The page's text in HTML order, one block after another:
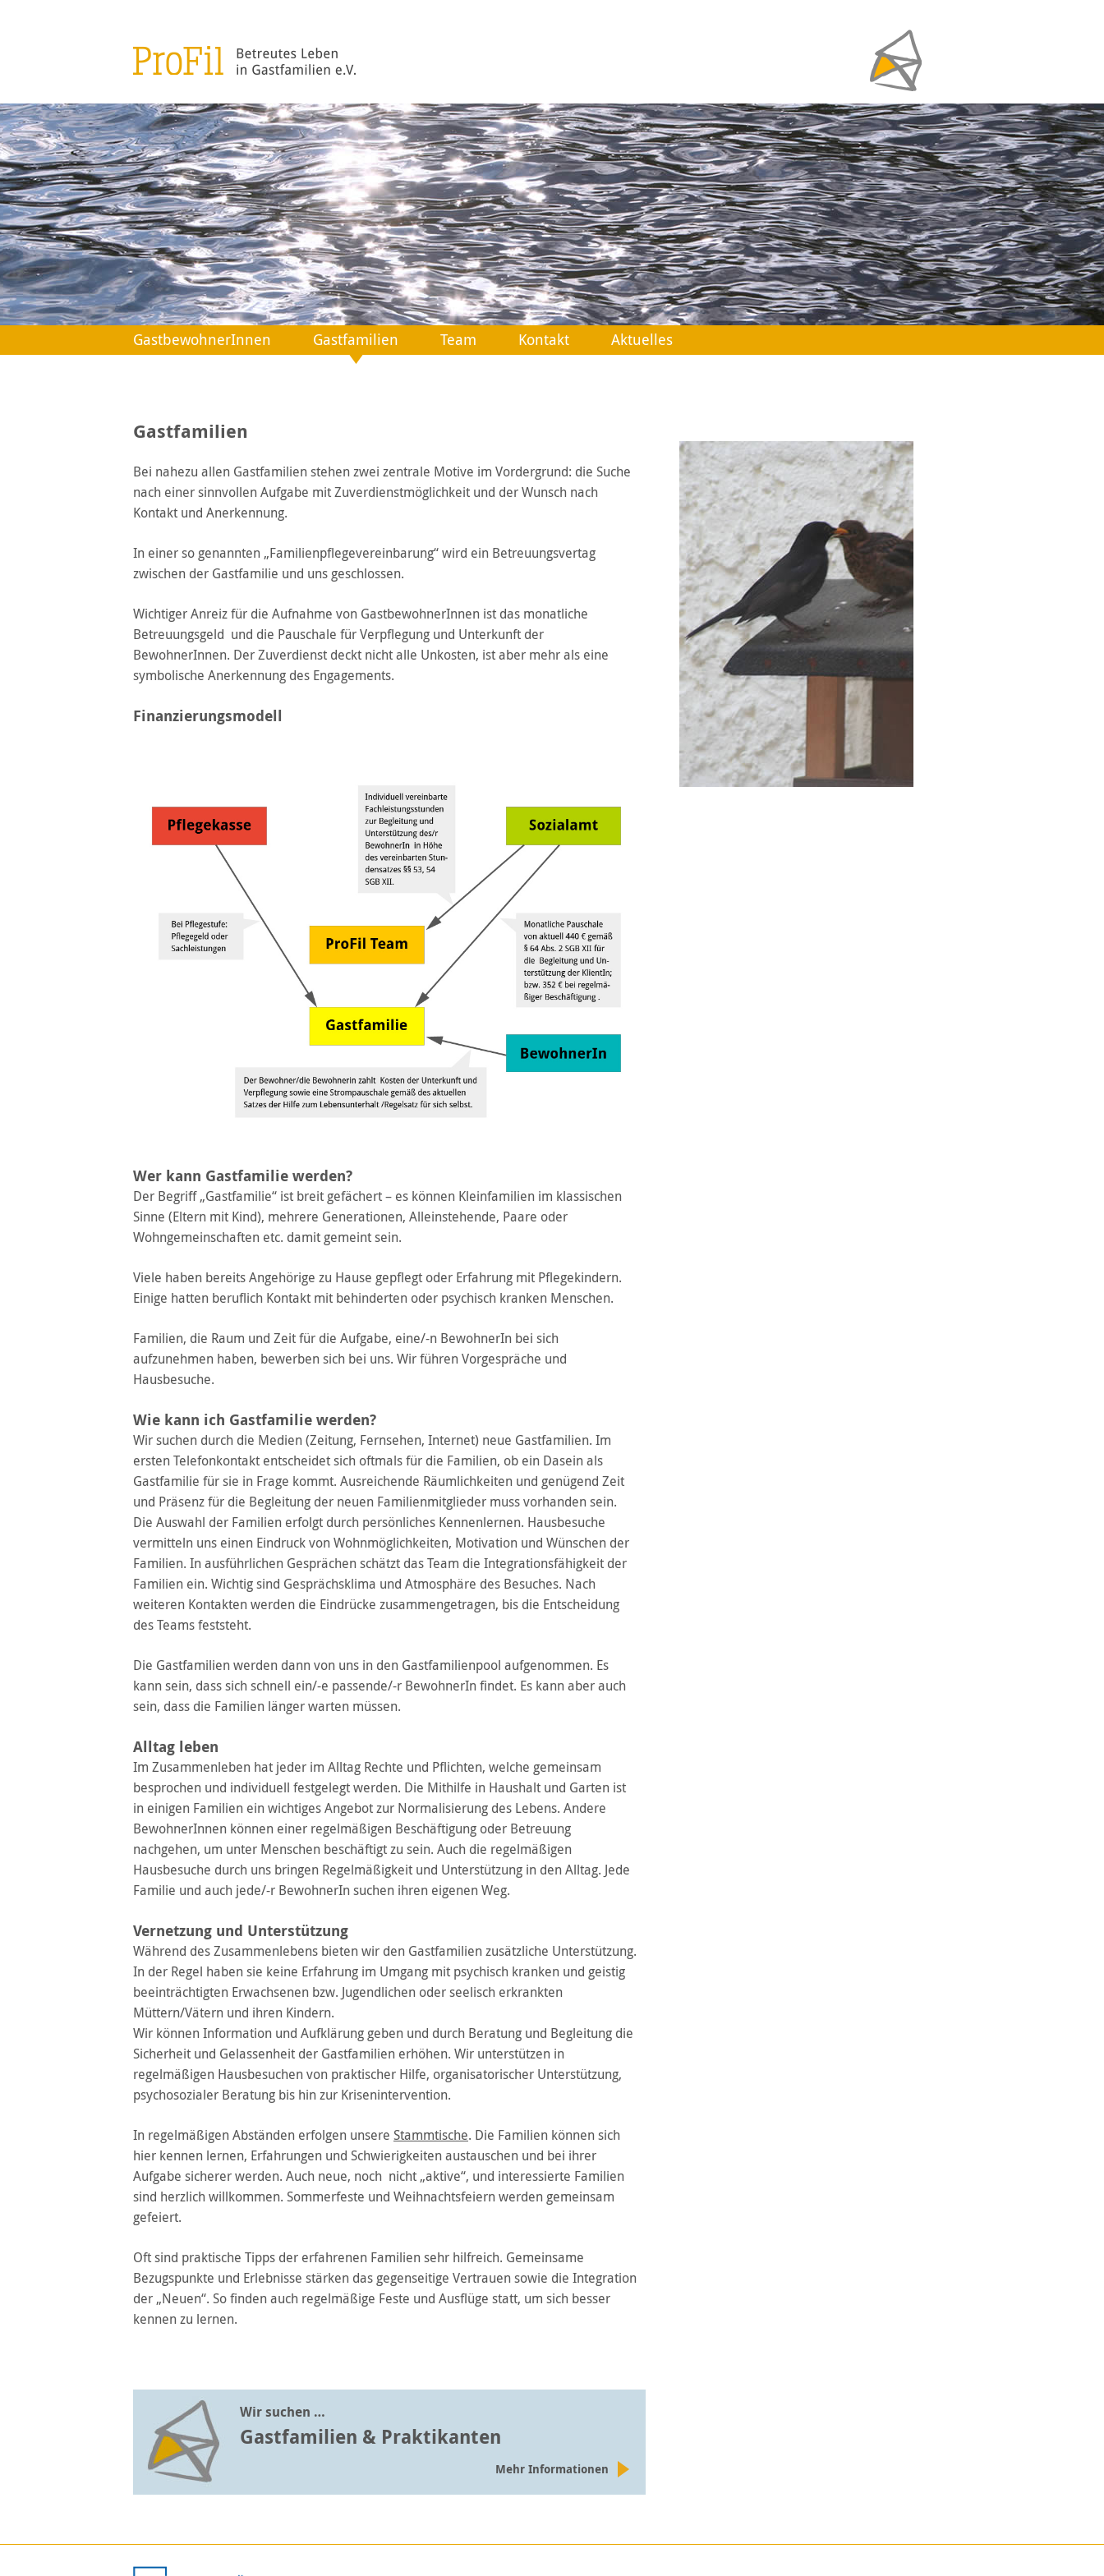
GastbewohnerInnen Gastfamilien Team Kontakt Aktuelles
Gastfamilien
Bei nahezu allen Gastfamilien stehen zwei zentrale Motive im Vordergrund: die Suche
nach einer sinnvollen Aufgabe mit Zuverdienstmöglichkeit und der Wunsch nach
Kontakt und Anerkennung.
In einer so genannten „Familienpflegevereinbarung“ wird ein Betreuungsvertag
zwischen der Gastfamilie und uns geschlossen.
Wichtiger Anreiz für die Aufnahme von GastbewohnerInnen ist das monatliche
Betreuungsgeld und die Pauschale für Verpflegung und Unterkunft der
BewohnerInnen. Der Zuverdienst deckt nicht alle Unkosten, ist aber mehr als eine
symbolische Anerkennung des Engagements.
Finanzierungsmodell
Wer kann Gastfamilie werden?
Der Begriff „Gastfamilie“ ist breit gefächert – es können Kleinfamilien im klassischen
Sinne (Eltern mit Kind), mehrere Generationen, Alleinstehende, Paare oder
Wohngemeinschaften etc. damit gemeint sein.
Viele haben bereits Angehörige zu Hause gepflegt oder Erfahrung mit Pflegekindern.
Einige hatten beruflich Kontakt mit behinderten oder psychisch kranken Menschen.
Familien, die Raum und Zeit für die Aufgabe, eine/-n BewohnerIn bei sich
aufzunehmen haben, bewerben sich bei uns. Wir führen Vorgespräche und
Hausbesuche.
Wie kann ich Gastfamilie werden?
Wir suchen durch die Medien (Zeitung, Fernsehen, Internet) neue Gastfamilien. Im
ersten Telefonkontakt entscheidet sich oftmals für die Familien, ob ein Dasein als
Gastfamilie für sie in Frage kommt. Ausreichende Räumlichkeiten und genügend Zeit
und Präsenz für die Begleitung der neuen Familienmitglieder muss vorhanden sein.
Die Auswahl der Familien erfolgt durch persönliches Kennenlernen. Hausbesuche
vermitteln uns einen Eindruck von Wohnmöglichkeiten, Motivation und Wünschen der
Familien. In ausführlichen Gesprächen schätzt das Team die Integrationsfähigkeit der
Familien ein. Wichtig sind Gesprächsklima und Atmosphäre des Besuches. Nach
weiteren Kontakten werden die Eindrücke zusammengetragen, bis die Entscheidung
des Teams feststeht.
Die Gastfamilien werden dann von uns in den Gastfamilienpool aufgenommen. Es
kann sein, dass sich schnell ein/-e passende/-r BewohnerIn findet. Es kann aber auch
sein, dass die Familien länger warten müssen.
Alltag leben
Im Zusammenleben hat jeder im Alltag Rechte und Pflichten, welche gemeinsam
besprochen und individuell festgelegt werden. Die Mithilfe in Haushalt und Garten ist
in einigen Familien ein wichtiges Angebot zur Normalisierung des Lebens. Andere
BewohnerInnen können einer regelmäßigen Beschäftigung oder Betreuung
nachgehen, um unter Menschen beschäftigt zu sein. Auch die regelmäßigen
Hausbesuche durch uns bringen Regelmäßigkeit und Unterstützung in den Alltag. Jede
Familie und auch jede/-r BewohnerIn suchen ihren eigenen Weg.
Vernetzung und Unterstützung
Während des Zusammenlebens bieten wir den Gastfamilien zusätzliche Unterstützung.
In der Regel haben sie keine Erfahrung im Umgang mit psychisch kranken und geistig
beeinträchtigten Erwachsenen bzw. Jugendlichen oder seelisch erkrankten
Müttern/Vätern und ihren Kindern.
Wir können Information und Aufklärung geben und durch Beratung und Begleitung die
Sicherheit und Gelassenheit der Gastfamilien erhöhen. Wir unterstützen in
regelmäßigen Hausbesuchen von praktischer Hilfe, organisatorischer Unterstützung,
psychosozialer Beratung bis hin zur Krisenintervention.
In regelmäßigen Abständen erfolgen unsere Stammtische. Die Familien können sich
hier kennen lernen, Erfahrungen und Schwierigkeiten austauschen und bei ihrer
Aufgabe sicherer werden. Auch neue, noch nicht „aktive“, und interessierte Familien
sind herzlich willkommen. Sommerfeste und Weihnachtsfeiern werden gemeinsam
gefeiert.
Oft sind praktische Tipps der erfahrenen Familien sehr hilfreich. Gemeinsame
Bezugspunkte und Erlebnisse stärken das gegenseitige Vertrauen sowie die Integration
der „Neuen“. So finden auch regelmäßige Feste und Ausflüge statt, um sich besser
kennen zu lernen.
Wir suchen …
Gastfamilien & Praktikanten
Mehr Informationen